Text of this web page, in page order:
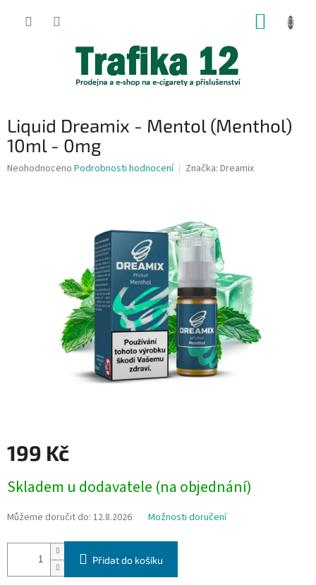
Liquid Dreamix - Mentol (Menthol)
10ml - 0mg
Průměrné
Neohodnoceno Podrobnosti hodnocení Značka: Dreamix
199 Kč
cena:
Skladem u dodavatele (na objednání)
Můžeme doručit do: 12.8.2026 Možnosti doručení
Přidat do košíku